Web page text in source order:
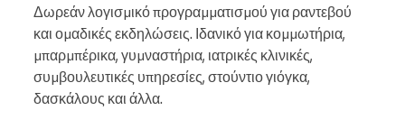
Δωρεάν λογισμικό προγραμματισμού για ραντεβού
και ομαδικές εκδηλώσεις. Ιδανικό για κομμωτήρια,
μπαρμπέρικα, γυμναστήρια, ιατρικές κλινικές,
συμβουλευτικές υπηρεσίες, στούντιο γιόγκα,
δασκάλους και άλλα.